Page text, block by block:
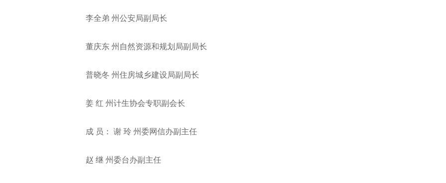
李全弟 州公安局副局长
董庆东 州自然资源和规划局副局长
普晓冬 州住房城乡建设局副局长
姜 红 州计生协会专职副会长
成 员： 谢 玲 州委网信办副主任
赵 继 州委台办副主任